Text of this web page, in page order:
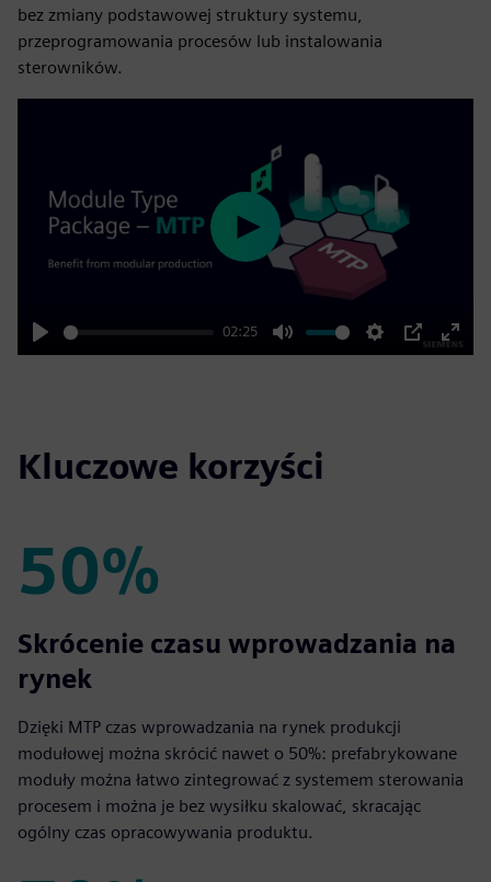
bez zmiany podstawowej struktury systemu,
przeprogramowania procesów lub instalowania
sterowników.
Play
02:25
Mute Settings
PIP
Enter
Play
Kluczowe korzyści
50%
50%
Skrócenie czasu wprowadzania na
rynek
Dzięki MTP czas wprowadzania na rynek produkcji
modułowej można skrócić nawet o 50%: prefabrykowane
moduły można łatwo zintegrować z systemem sterowania
procesem i można je bez wysiłku skalować, skracając
ogólny czas opracowywania produktu.